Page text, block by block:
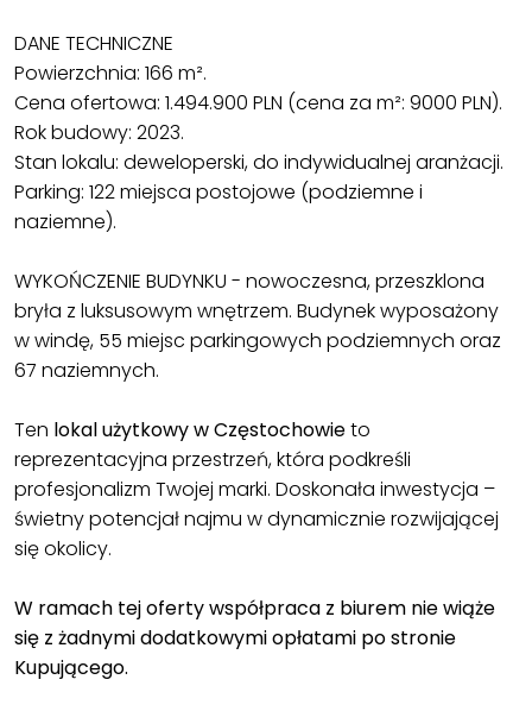
DANE TECHNICZNE
Powierzchnia: 166 m².
Cena ofertowa: 1.494.900 PLN (cena za m²: 9000 PLN).
Rok budowy: 2023.
Stan lokalu: deweloperski, do indywidualnej aranżacji.
Parking: 122 miejsca postojowe (podziemne i
naziemne).
WYKOŃCZENIE BUDYNKU - nowoczesna, przeszklona
bryła z luksusowym wnętrzem. Budynek wyposażony
w windę, 55 miejsc parkingowych podziemnych oraz
67 naziemnych.
Ten lokal użytkowy w Częstochowieto
reprezentacyjna przestrzeń, która podkreśli
profesjonalizm Twojej marki. Doskonała inwestycja –
świetny potencjał najmu w dynamicznie rozwijającej
się okolicy.
W ramach tej oferty współpraca z biurem nie wiąże
się z żadnymi dodatkowymi opłatami po stronie
Kupującego.